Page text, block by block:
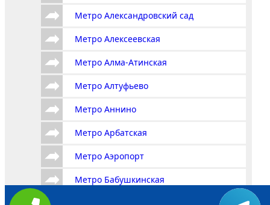
Метро Александровский сад
Метро Алексеевская
Метро Алма-Атинская
Метро Алтуфьево
Метро Аннино
Метро Арбатская
Метро Аэропорт
Метро Бабушкинская